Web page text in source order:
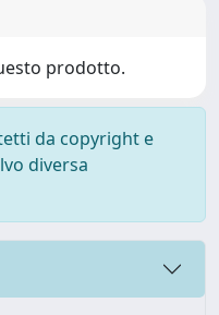
prodotto.
da copyright e
diversa